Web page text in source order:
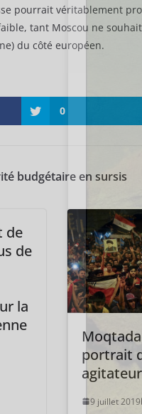
pourrait véritablement
tant Moscou ne
du côté européen.
0
budgétaire en sursis
de
de
la
portrait
9 juillet 2019